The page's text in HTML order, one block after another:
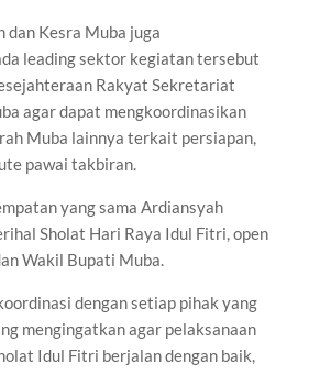
Kesra Muba juga
leading sektor kegiatan tersebut
Rakyat Sekretariat
agar dapat mengkoordinasikan
Muba lainnya terkait persiapan,
pawai takbiran.
yang sama Ardiansyah
Sholat Hari Raya Idul Fitri, open
Wakil Bupati Muba.
dengan setiap pihak yang
mengingatkan agar pelaksanaan
Idul Fitri berjalan dengan baik,